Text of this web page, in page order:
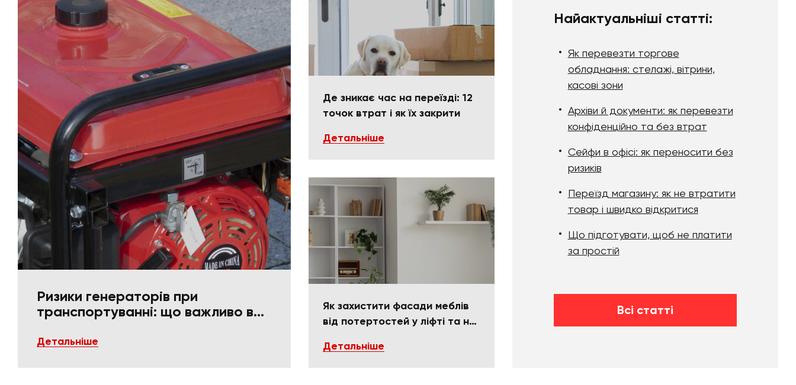
Ризики генераторів при
транспортуванні: що важливо в
Детальніше
Де зникає час на переїзді: 12
точок втрат і як їх закрити
Детальніше
Як захистити фасади меблів
від потертостей у ліфті та на
Детальніше
Найактуальніші статті:
Як перевезти торгове
обладнання: стелажі, вітрини,
касові зони
Архіви й документи: як перевезти
конфіденційно та без втрат
Сейфи в офісі: як переносити без
ризиків
Переїзд магазину: як не втратити
товар і швидко відкритися
Що підготувати, щоб не платити
за простій
Всі статті